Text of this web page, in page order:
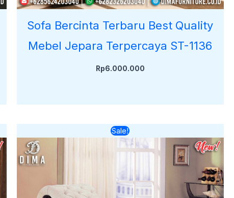
Sofa Bercinta Terbaru Best Quality
Mebel Jepara Terpercaya ST-1136
Rp6.000.000
Sale!Harga
aslinya
adalah:
Rp8.000.000.
saat
ini
adalah:
Rp6.500.000.